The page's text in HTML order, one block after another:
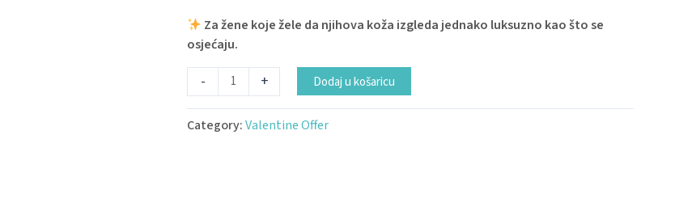
Za žene koje žele da njihova koža izgleda jednako luksuzno kao što se
osjećaju.
- + Dodaj u košaricu
Category:Valentine Offer